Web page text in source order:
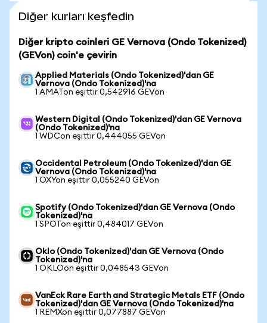
Diğer kurları keşfedin
Diğer kripto coinleri GE Vernova (Ondo Tokenized)
(GEVon) coin'e çevirin
Applied Materials (Ondo Tokenized)'dan GE
Vernova (Ondo Tokenized)'na
1 AMATon eşittir 0,542916 GEVon
Western Digital (Ondo Tokenized)'dan GE Vernova
(Ondo Tokenized)'na
1 WDCon eşittir 0,444055 GEVon
Occidental Petroleum (Ondo Tokenized)'dan GE
Vernova (Ondo Tokenized)'na
1 OXYon eşittir 0,055240 GEVon
Spotify (Ondo Tokenized)'dan GE Vernova (Ondo
Tokenized)'na
1 SPOTon eşittir 0,484017 GEVon
Oklo (Ondo Tokenized)'dan GE Vernova (Ondo
Tokenized)'na
1 OKLOon eşittir 0,048543 GEVon
VanEck Rare Earth and Strategic Metals ETF (Ondo
Tokenized)'dan GE Vernova (Ondo Tokenized)'na
1 REMXon eşittir 0,077887 GEVon